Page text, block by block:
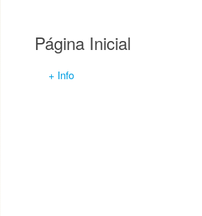
Página Inicial
+ Info